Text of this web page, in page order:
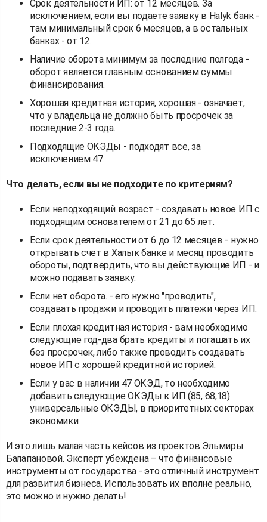
Срок деятельности ИП: от 12 месяцев. За
исключением, если вы подаете заявку в Halyk банк -
там минимальный срок 6 месяцев, а в остальных
банках - от 12.
Наличие оборота минимум за последние полгода -
оборот является главным основанием суммы
финансирования.
Хорошая кредитная история, хорошая - означает,
что у владельца не должно быть просрочек за
последние 2-3 года.
Подходящие ОКЭДы - подходят все, за
исключением 47.
Что делать, если вы не подходите по критериям?
Если неподходящий возраст - создавать новое ИП с
подходящим основателем от 21 до 65 лет.
Если срок деятельности от 6 до 12 месяцев - нужно
открывать счет в Халык банке и месяц проводить
обороты, подтвердить, что вы действующие ИП - и
можно подавать заявку.
Если нет оборота. - его нужно "проводить",
создавать продажи и проводить платежи через ИП.
Если плохая кредитная история - вам необходимо
следующие год-два брать кредиты и погашать их
без просрочек, либо также проводить создавать
новое ИП с хорошей кредитной историей.
Если у вас в наличии 47 ОКЭД, то необходимо
добавить следующие ОКЭДы к ИП (85, 68,18)
универсальные ОКЭДЫ, в приоритетных секторах
экономики.
И это лишь малая часть кейсов из проектов Эльмиры
Балапановой. Эксперт убеждена – что финансовые
инструменты от государства - это отличный инструмент
для развития бизнеса. Использовать их вполне реально,
это можно и нужно делать!